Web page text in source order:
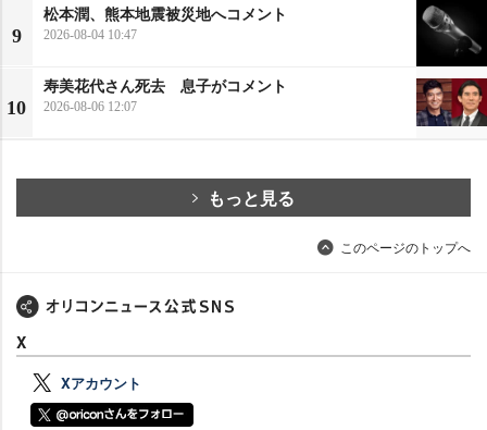
9
松本潤、熊本地震被災地へコメント
2026-08-04 10:47
10
寿美花代さん死去 息子がコメント
2026-08-06 12:07
もっと見る
このページのトップへ
X
Xアカウント